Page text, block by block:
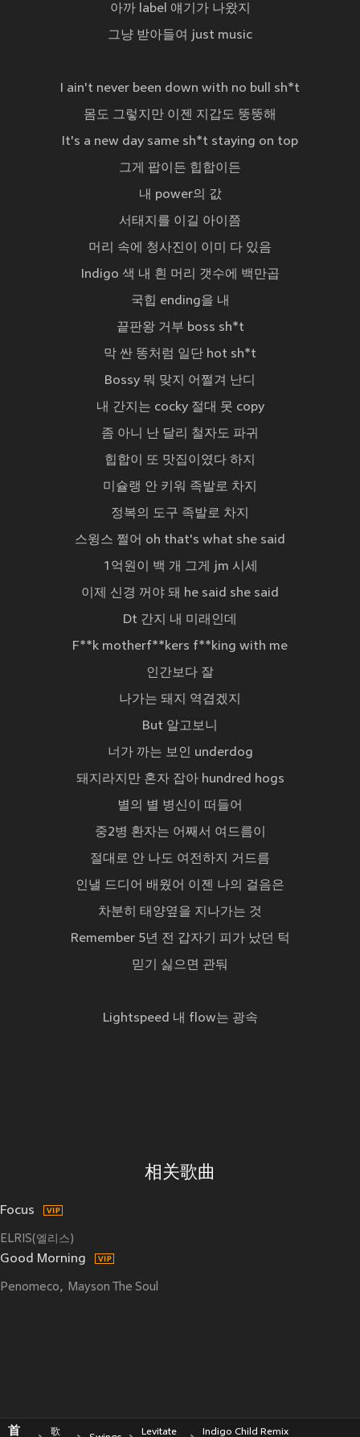
아까 label 얘기가 나왔지
그냥 받아들여 just music
I ain't never been down with no bull sh*t
몸도 그렇지만 이젠 지갑도 뚱뚱해
It's a new day same sh*t staying on top
그게 팝이든 힙합이든
내 power의 값
서태지를 이길 아이쯤
머리 속에 청사진이 이미 다 있음
Indigo 색 내 흰 머리 갯수에 백만곱
국힙 ending을 내
끝판왕 거부 boss sh*t
막 싼 똥처럼 일단 hot sh*t
Bossy 뭐 맞지 어쩔겨 난디
내 간지는 cocky 절대 못 copy
좀 아니 난 달리 철자도 파귀
힙합이 또 맛집이였다 하지
미슐랭 안 키워 족발로 차지
정복의 도구 족발로 차지
스윙스 쩔어 oh that's what she said
1억원이 백 개 그게 jm 시세
이제 신경 꺼야 돼 he said she said
Dt 간지 내 미래인데
F**k motherf**kers f**king with me
인간보다 잘
나가는 돼지 역겹겠지
But 알고보니
너가 까는 보인 underdog
돼지라지만 혼자 잡아 hundred hogs
별의 별 병신이 떠들어
중2병 환자는 어째서 여드름이
절대로 안 나도 여전하지 거드름
인낼 드디어 배웠어 이젠 나의 걸음은
차분히 태양옆을 지나가는 것
Remember 5년 전 갑자기 피가 났던 턱
믿기 싫으면 관둬
Lightspeed 내 flow는 광속
相关歌曲
Focus
ELRIS(엘리스)
Good Morning
Penomeco Mayson The Soul
首 歌 Levitate Indigo Child Remix